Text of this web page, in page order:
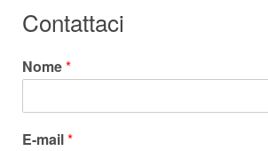
Contattaci
Nome*
E-mail*